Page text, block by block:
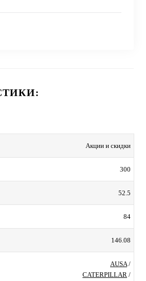
Акции и скидки
300
52.5
84
146.08
AUSA/
CATERPILLAR /